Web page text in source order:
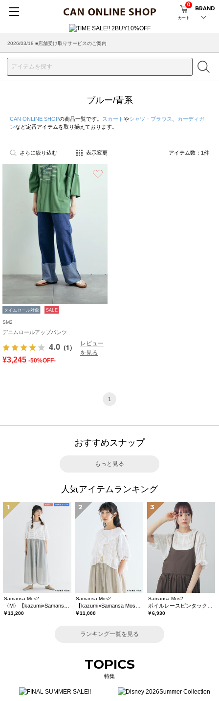
カート
0
BRAND
2026/03/18 ■店舗受け取りサービスのご案内
ブルー/青系
CAN ONLINE SHOPの商品一覧です。 スカート やシャツ・ブラウス
カーディガ
ンなど定番アイテムを取り揃えております。
さらに絞り込む 表示変更 アイテム数： 1件
タイムセール対象 SALE
SM2
デニムロールアップパンツ
4.0 （1）
レビュー
を見る
¥3,245 -50%OFF-
1
おすすめスナップ
もっと見る
人気アイテムランキング
1
Samansa Mos2
￥13,200
2
Samansa Mos2
￥11,000
3
Samansa Mos2
￥6,930
ランキング一覧を見る
TOPICS
特集